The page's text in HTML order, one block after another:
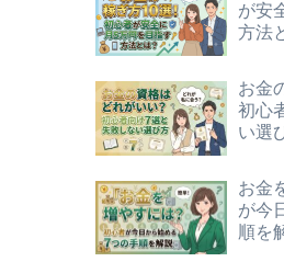
が安
方法
お金
初心
い選
お金
が今
順を